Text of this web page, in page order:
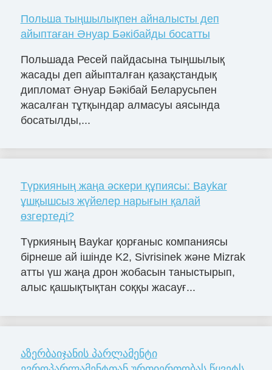
Польша тыңшылықпен айналысты деп
айыптаған Әнуар Бәкібайды босатты
Польшада Ресей пайдасына тыңшылық
жасады деп айыпталған қазақстандық
дипломат Әнуар Бәкібай Беларусьпен
жасалған тұтқындар алмасуы аясында
босатылды,...
Түркияның жаңа әскери құпиясы: Baykar
ұшқышсыз жүйелер нарығын қалай
өзгертеді?
Түркияның Baykar қорғаныс компаниясы
бірнеше ай ішінде K2, Sivrisinek және Mizrak
атты үш жаңа дрон жобасын таныстырып,
алыс қашықтықтан соққы жасауғ...
აზერბაიჯანის პარლამენტი